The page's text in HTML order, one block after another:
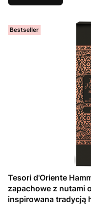
Bestseller
Tesori d'Oriente
zapachowe z nutami
inspirowana tradycją